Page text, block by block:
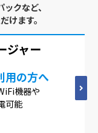
クなど、
けます。
ACアダプター
ポートが1つに
ポートが1つになった
ター。1つのコンセント